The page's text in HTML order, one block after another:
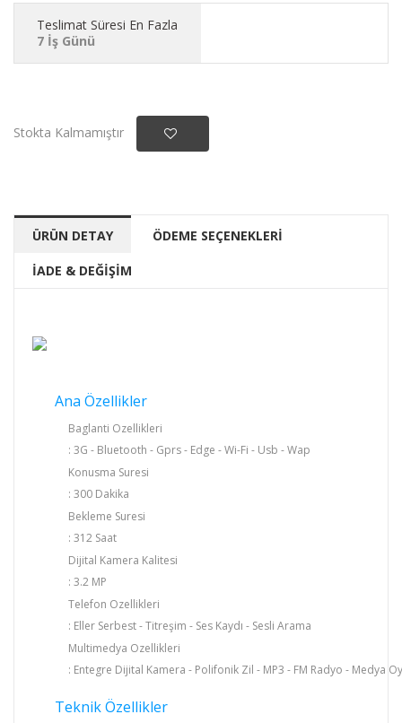
Teslimat Süresi En Fazla
7 İş Günü
Stokta Kalmamıştır
ÜRÜN DETAY ÖDEME SEÇENEKLERİ
İADE & DEĞİŞİM
Ana Özellikler
Baglanti Ozellikleri
: 3G - Bluetooth - Gprs - Edge - Wi-Fi - Usb - Wap
Konusma Suresi
: 300 Dakika
Bekleme Suresi
: 312 Saat
Dijital Kamera Kalitesi
: 3.2 MP
Telefon Ozellikleri
: Eller Serbest - Titreşim - Ses Kaydı - Sesli Arama
Multimedya Ozellikleri
: Entegre Dijital Kamera - Polifonik Zil - MP3 - FM Radyo - Medya
Teknik Özellikler